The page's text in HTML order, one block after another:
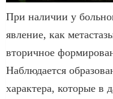
При наличии у
явление, как
вторичное
Наблюдается
характера, которые в